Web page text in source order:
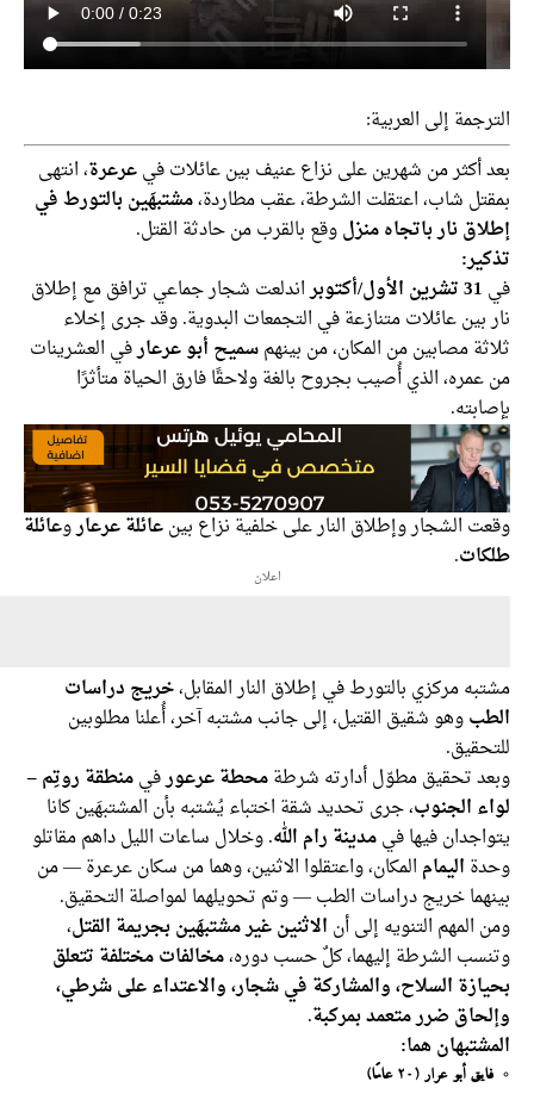
إلى العربية:
أكثر من شهرين على نزاع عنيف بين عائلات فيعرعرة، انتهى
شاب، اعتقلت الشرطة، عقب مطاردة،مشتبهَين بالتورط في
نار باتجاه منزلوقع بالقرب من حادثة القتل.
اندلعت شجار جماعي ترافق مع إطلاق
عائلات متنازعة في التجمعات البدوية. وقد جرى إخلاء
مصابين من المكان، من بينهم سميح أبو عرعارفي العشرينات
الذي أُصيب بجروح بالغة ولاحقًا فارق الحياة متأثرًا
الشجار وإطلاق النار على خلفية نزاع بينعائلة عرعاروعائلة
.
مركزي بالتورط في إطلاق النار المقابل،خريج دراسات
وهو شقيق القتيل، إلى جانب مشتبه آخر، أُعلنا مطلوبين
تحقيق مطوّل أدارته شرطةمحطة عرعورفيمنطقة روتِم –
الجنوب، جرى تحديد شقة اختباء يُشتبه بأن المشتبهَين كانا
فيها فيمدينة رام الله. وخلال ساعات الليل داهم مقاتلو
اليمام المكان، واعتقلوا الاثنين، وهما من سكان عرعرة — من
خريج دراسات الطب — وتم تحويلهما لمواصلة التحقيق.
التنويه إلى أنالاثنين غير مشتبهَين بجريمة القتل،
الشرطة إليهما، كلٌ حسب دوره،مخالفات مختلفة تتعلق
السلاح، والمشاركة في شجار، والاعتداء على شرطي،
ضرر متعمد بمركبة.
هما:
أبو عرار (20 عامًا)